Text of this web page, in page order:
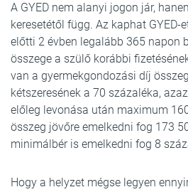
A GYED nem alanyi jogon jár,
keresetétől függ. Az kaphat GYED-
előtti 2 évben legalább 365 napon
összege a szülő korábbi
van a gyermekgondozási díj
kétszeresének a 70 százaléka,
előleg levonása után maximum
összeg jövőre emelkedni fog 173
minimálbér is emelkedni fog 8
Hogy a helyzet mégse legyen